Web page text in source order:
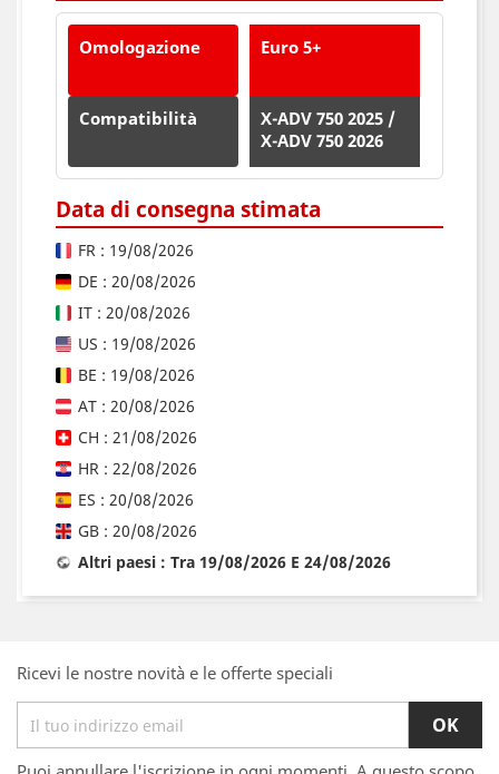
Omologazione Euro 5+
Compatibilità
X-ADV 750 2025 /
X-ADV 750 2026
Data di consegna stimata
FR : 19/08/2026
DE : 20/08/2026
IT : 20/08/2026
US : 19/08/2026
BE : 19/08/2026
AT : 20/08/2026
CH : 21/08/2026
HR : 22/08/2026
ES : 20/08/2026
GB : 20/08/2026
Altri paesi : Tra 19/08/2026 E 24/08/2026
Ricevi le nostre novità e le offerte speciali